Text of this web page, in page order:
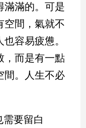
滿滿的。可是
空間，氣就不
容易疲憊。
，而是有一點
間。人生不必
要留白